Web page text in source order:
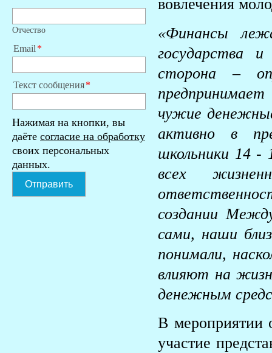
Отчество
Email
Текст сообщения
Нажимая на кнопки, вы
даёте согласие на обработку
своих персональных
данных.
Отправить
вовлечения
«Финансы
государства
сторона –
чужие
активно в
школьники 14
всех
создании
сами, наши
понимали,
влияют на
денежным
В мероприятии
участие